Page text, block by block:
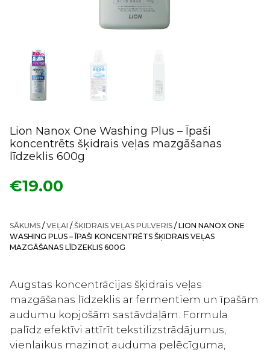
Lion Nanox One Washing Plus – Īpaši
koncentrēts šķidrais veļas mazgāšanas
līdzeklis 600g
€19.00
SĀKUMS / VEĻAI / ŠĶIDRAIS VEĻAS PULVERIS / LION NANOX ONE
WASHING PLUS – ĪPAŠI KONCENTRĒTS ŠĶIDRAIS VEĻAS
MAZGĀŠANAS LĪDZEKLIS 600G
Augstas koncentrācijas šķidrais veļas
mazgāšanas līdzeklis ar fermentiem un īpašām
audumu kopjošām sastāvdaļām. Formula
palīdz efektīvi attīrīt tekstilizstrādājumus,
vienlaikus mazinot auduma pelēcīguma,